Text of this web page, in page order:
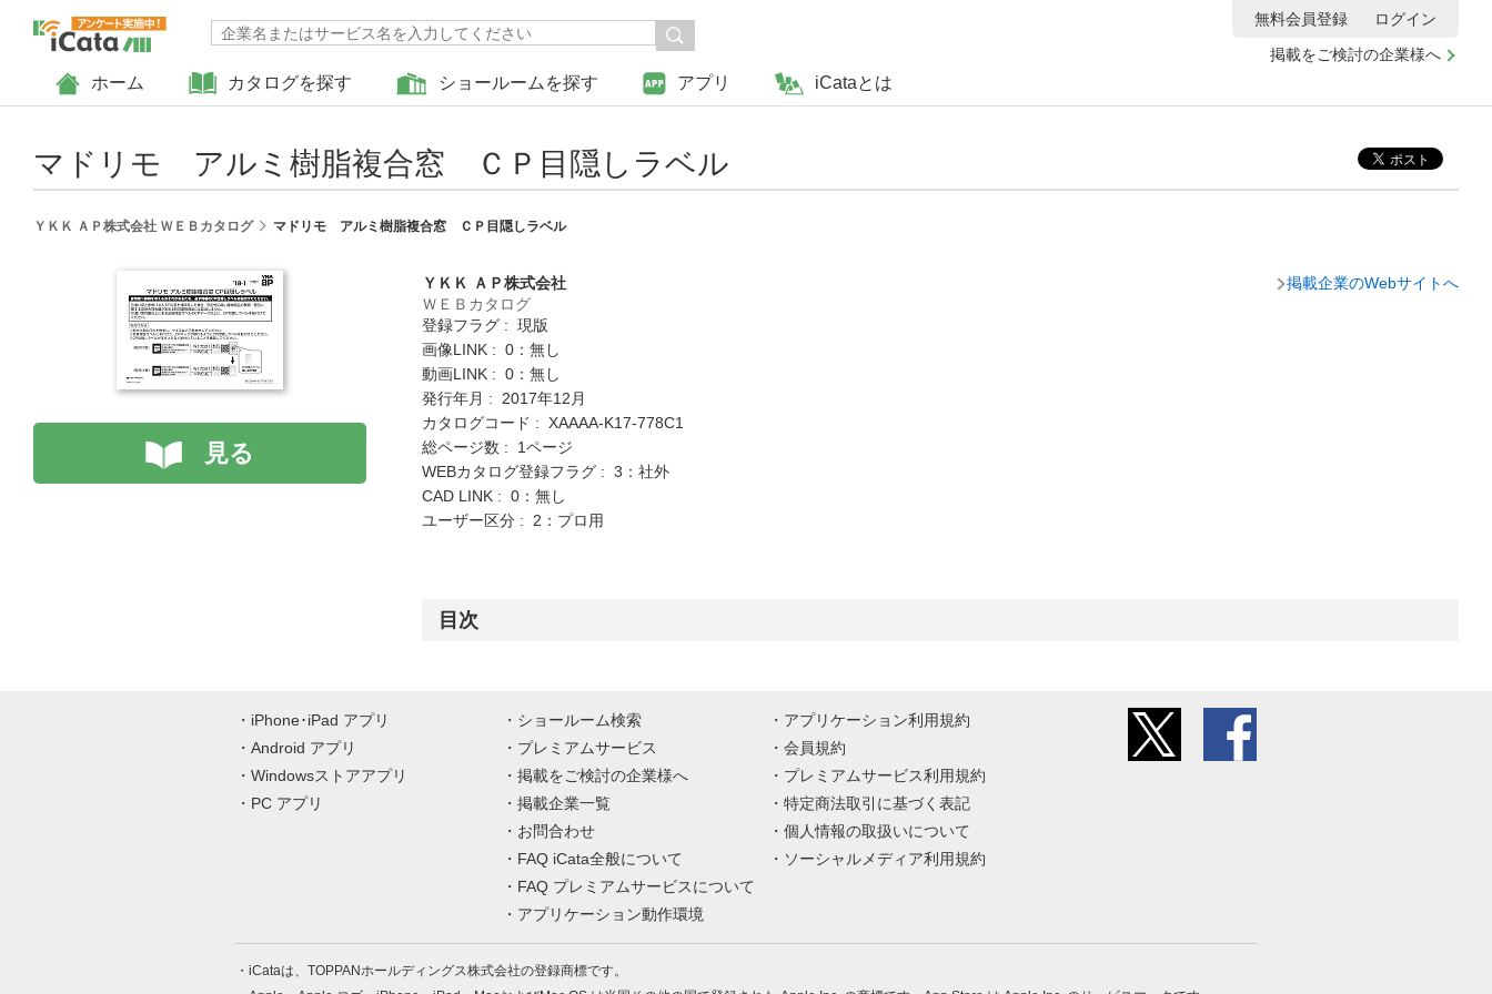
ホーム カタログを探す ショールームを探す アプリ iCataとは
掲載をご検討の企業様へ
無料会員登録 ログイン
マドリモ アルミ樹脂複合窓 ＣＰ目隠しラベル
ＹＫＫ ＡＰ株式会社 ＷＥＢカタログ マドリモ アルミ樹脂複合窓 ＣＰ目隠しラベル
見る
ＹＫＫ ＡＰ株式会社
ＷＥＢカタログ
登録フラグ : 現版
画像LINK : 0：無し
動画LINK : 0：無し
発行年月 : 2017年12月
カタログコード : XAAAA-K17-778C1
総ページ数 : 1ページ
WEBカタログ登録フラグ : 3：社外
CAD LINK : 0：無し
ユーザー区分 : 2：プロ用
掲載企業のWebサイトへ
目次
iPhone･iPad アプリ
Android アプリ
Windowsストアアプリ
PC アプリ
ショールーム検索
プレミアムサービス
掲載をご検討の企業様へ
掲載企業一覧
お問合わせ
FAQ iCata全般について
FAQ プレミアムサービスについて
アプリケーション動作環境
アプリケーション利用規約
会員規約
プレミアムサービス利用規約
特定商法取引に基づく表記
個人情報の取扱いについて
ソーシャルメディア利用規約
iCataは、TOPPANホールディングス株式会社の登録商標です。